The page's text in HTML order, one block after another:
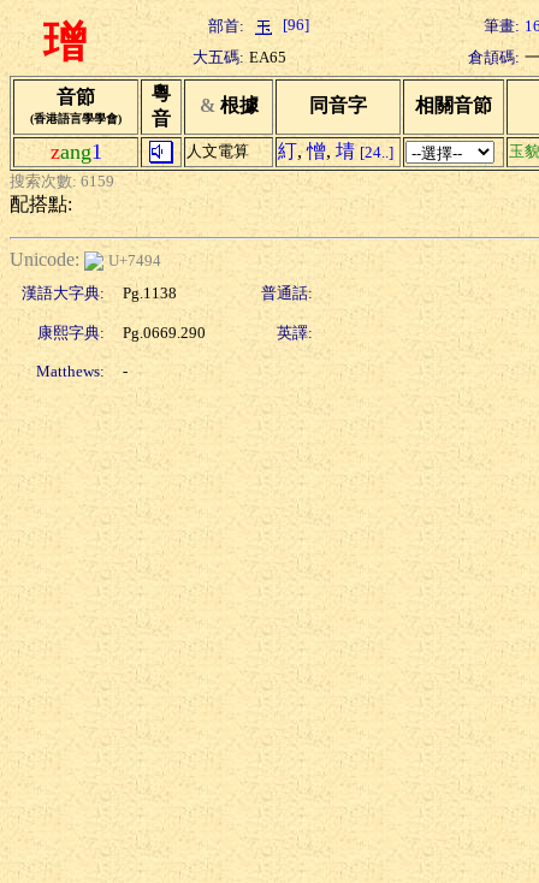
璔 部首: [96] 筆畫:
大五碼: EA65 倉頡碼:
音節
(香港語言學學會)
粵
音
& 根據 同音字 相關音節
zang1 人文電算 糽,憎, 埥 [24..]
玉貌
搜索次數: 6159
配搭點:
Unicode:
U+7494
漢語大字典:
Pg.1138 普通話:
康熙字典: Pg.0669.290 英譯:
Matthews: -